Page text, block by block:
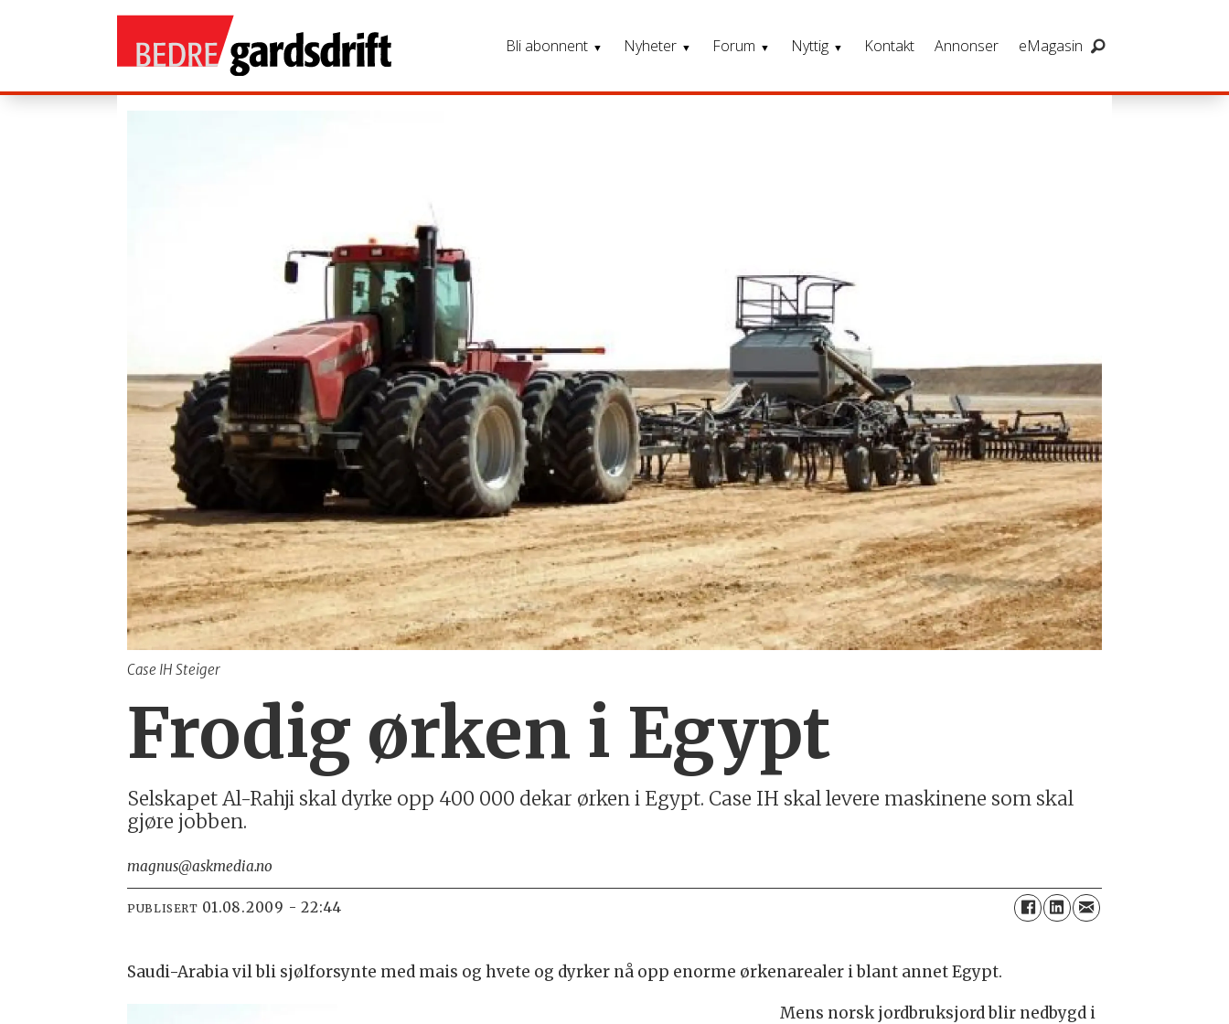
Bli abonnent Nyheter Forum Nyttig Kontakt Annonser eMagasin
Case IH Steiger
Frodig ørken i Egypt
Selskapet Al-Rahji skal dyrke opp 400 000 dekar ørken i Egypt. Case IH skal levere maskinene som skal
gjøre jobben.
magnus@askmedia.no
PUBLISERT 01.08.2009 - 22:44
Saudi-Arabia vil bli sjølforsynte med mais og hvete og dyrker nå opp enorme ørkenarealer i blant annet Egypt.
Mens norsk jordbruksjord blir nedbygd i